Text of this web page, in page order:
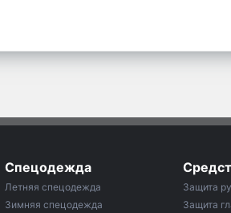
Спецодежда
Летняя спецодежда
Зимняя спецодежда
Защита
Защита